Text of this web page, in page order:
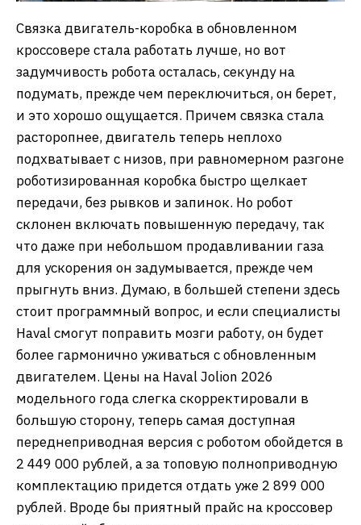
Связка двигатель-коробка в обновленном
кроссовере стала работать лучше, но вот
задумчивость робота осталась, секунду на
подумать, прежде чем переключиться,он берет,
и это хорошо ощущается. Причем связка стала
расторопнее, двигатель теперь неплохо
подхватывает с низов, при равномерном разгоне
роботизированная коробка быстро щелкает
передачи, без рывков и запинок. Но робот
склонен включать повышенную передачу, так
что даже при небольшом продавливании газа
для ускорения он задумывается, прежде чем
прыгнуть вниз. Думаю, в большей степени здесь
стоит программный вопрос, и если специалисты
Haval смогут поправить мозги работу, он будет
более гармонично уживаться с обновленным
двигателем. Цены на Haval Jolion 2026
модельного года слегка скорректировали в
большую сторону, теперь самая доступная
переднеприводная версия с роботом обойдется в
2 449 000 рублей, а за топовую полноприводную
комплектацию придется отдать уже 2 899 000
рублей. Вроде бы приятный прайс на кроссовер